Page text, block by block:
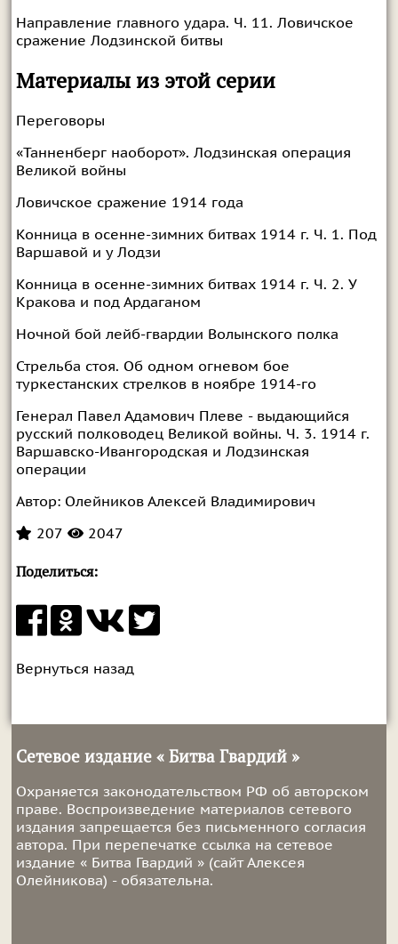
Направление главного удара. Ч. 11. Ловичское
сражение Лодзинской битвы
Материалы из этой серии
Переговоры
«Танненберг наоборот». Лодзинская операция
Великой войны
Ловичское сражение 1914 года
Конница в осенне-зимних битвах 1914 г. Ч. 1. Под
Варшавой и у Лодзи
Конница в осенне-зимних битвах 1914 г. Ч. 2. У
Кракова и под Ардаганом
Ночной бой лейб-гвардии Волынского полка
Стрельба стоя. Об одном огневом бое
туркестанских стрелков в ноябре 1914-го
Генерал Павел Адамович Плеве - выдающийся
русский полководец Великой войны. Ч. 3. 1914 г.
Варшавско-Ивангородская и Лодзинская
операции
Автор:Олейников Алексей Владимирович
207
2047
Поделиться:
Вернуться назад
Сетевое издание « Битва Гвардий »
Охраняется законодательством РФ об авторском
праве. Воспроизведение материалов сетевого
издания запрещается без письменного согласия
автора. При перепечатке ссылка на сетевое
издание « Битва Гвардий » (сайт Алексея
Олейникова) - обязательна.